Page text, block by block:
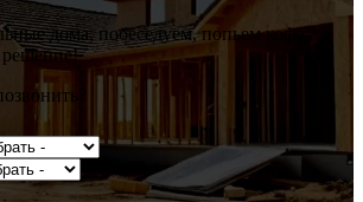
дома, побеседуем, попьем кофе,